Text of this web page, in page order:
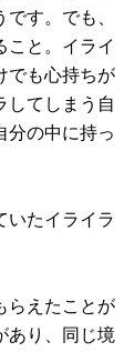
す。でも、
こと。イライ
でも心持ちが
してしまう自
分の中に持っ
いたイライラ
らえたことが
あり、同じ境